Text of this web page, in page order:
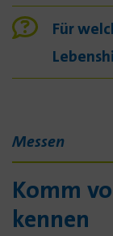
Für
Messen
Komm
kennen